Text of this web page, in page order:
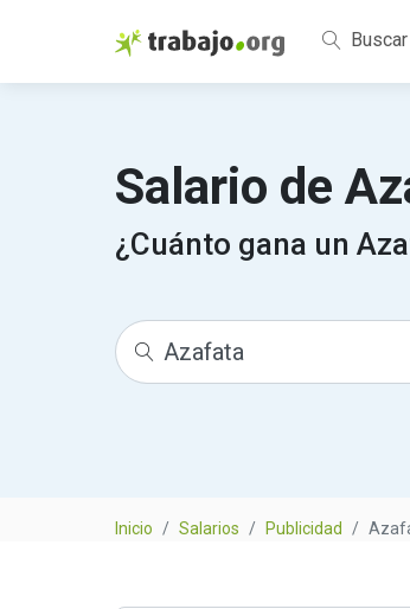
Salario de
¿Cuánto gana un
Inicio Salarios Publicidad